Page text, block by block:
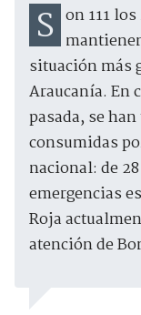
Son 111 los incendios forestales que se
situación más
Araucanía. En
pasada, se
consumidas
nacional: de
emergencias
Roja
atención de